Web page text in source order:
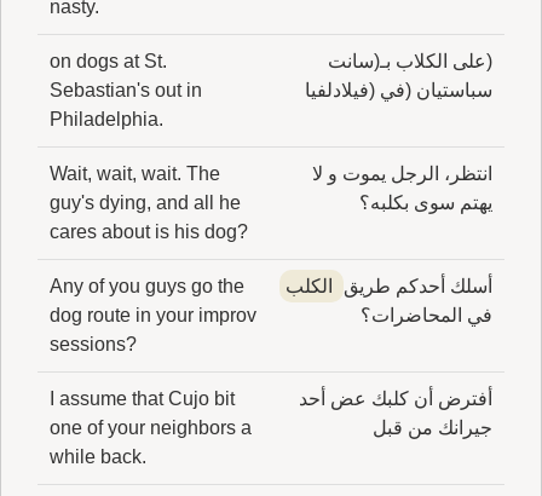
nasty.
(على الكلاب بـ(سانت
سباستيان (في (فيلادلفيا
on dogs at St.
Sebastian's out in
Philadelphia.
انتظر، الرجل يموت و لا
يهتم سوى بكلبه؟
Wait, wait, wait. The
guy's dying, and all he
cares about is his dog?
أسلك أحدكم طريق
الكلب
في المحاضرات؟
Any of you guys go the
dog route in your improv
sessions?
أفترض أن كلبك عض أحد
جيرانك من قبل
I assume that Cujo bit
one of your neighbors a
while back.